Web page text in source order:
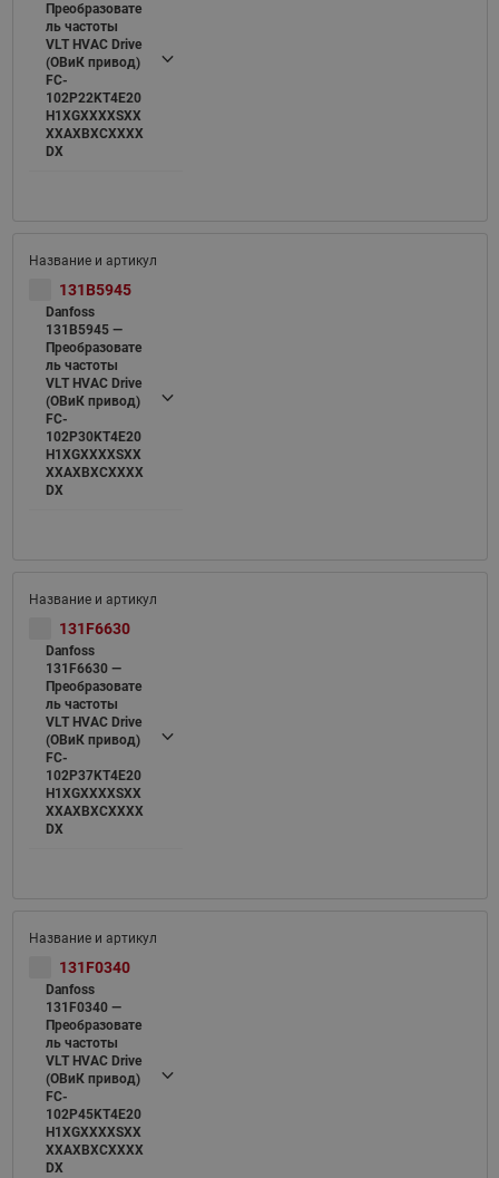
Преобразовате
ль частоты
VLT HVAC Drive
(ОВиК привод)
FC-
102P22KT4E20
H1XGXXXXSXX
XXAXBXCXXXX
DX
131B5945
Danfoss
131B5945 —
Преобразовате
ль частоты
VLT HVAC Drive
(ОВиК привод)
FC-
102P30KT4E20
H1XGXXXXSXX
XXAXBXCXXXX
DX
131F6630
Danfoss
131F6630 —
Преобразовате
ль частоты
VLT HVAC Drive
(ОВиК привод)
FC-
102P37KT4E20
H1XGXXXXSXX
XXAXBXCXXXX
DX
131F0340
Danfoss
131F0340 —
Преобразовате
ль частоты
VLT HVAC Drive
(ОВиК привод)
FC-
102P45KT4E20
H1XGXXXXSXX
XXAXBXCXXXX
DX